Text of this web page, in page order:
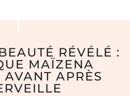
RÉVÉLÉ :
MAÏZENA
AVANT APRÈS